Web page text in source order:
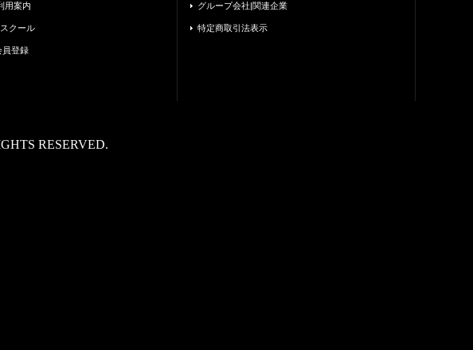
用案内
クール
員登録
グループ会社|関連企業
特定商取引法表示
RESERVED.